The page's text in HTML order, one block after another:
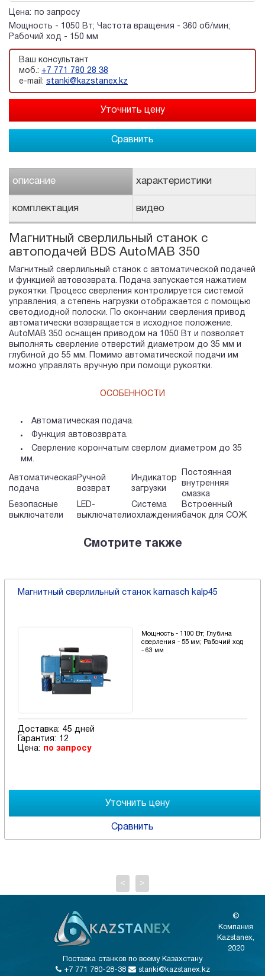
Цена:
по запросу
Мощность - 1050 Вт; Частота вращения - 360 об/мин;
Рабочий ход - 150 мм
Ваш консультант
моб.: +7 771 780 28 38
e-mail: stanki@kazstanex.kz
Сравнить
описание характеристики
комплектация видео
Магнитный сверлильный станок с
автоподачей BDS AutoMAB 350
Магнитный сверлильный станок с автоматической подачей
и функцией автовозврата. Подача запускается нажатием
рукоятки. Процесс сверления контролируется системой
управления, а степень нагрузки отображается с помощью
светодиодной полоски. По окончании сверления привод
автоматически возвращается в исходное положение.
AutoMAB 350 оснащен приводом на 1050 Вт и позволяет
выполнять сверление отверстий диаметром до 35 мм и
глубиной до 55 мм. Помимо автоматической подачи им
можно управлять вручную при помощи рукоятки.
ОСОБЕННОСТИ
Автоматическая подача.
Функция автовозврата.
Сверление корончатым сверлом диаметром до 35
мм.
Автоматическая
подача
Ручной
возврат
Индикатор
загрузки
Постоянная
внутренняя
смазка
Безопасные
выключатели
LED-
выключатели
Система
охлаждения
Встроенный
бачок для СОЖ
Смотрите также
Магнитный сверлильный станок karnasch kalp45
Мощность - 1100 Вт; Глубина
сверления - 55 мм; Рабочий ход
- 63 мм
Доставка: 45 дней
Гарантия:
12
Цена:
по запросу
Сравнить
< >
©
Компания
Kazstanex,
2020
Поставка станков по всему Казахстану
+7 771 780-28-38
stanki@kazstanex.kz